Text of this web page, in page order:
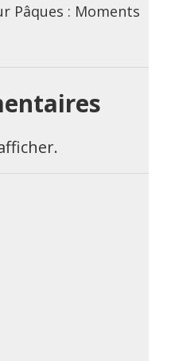
Pâques : Moments